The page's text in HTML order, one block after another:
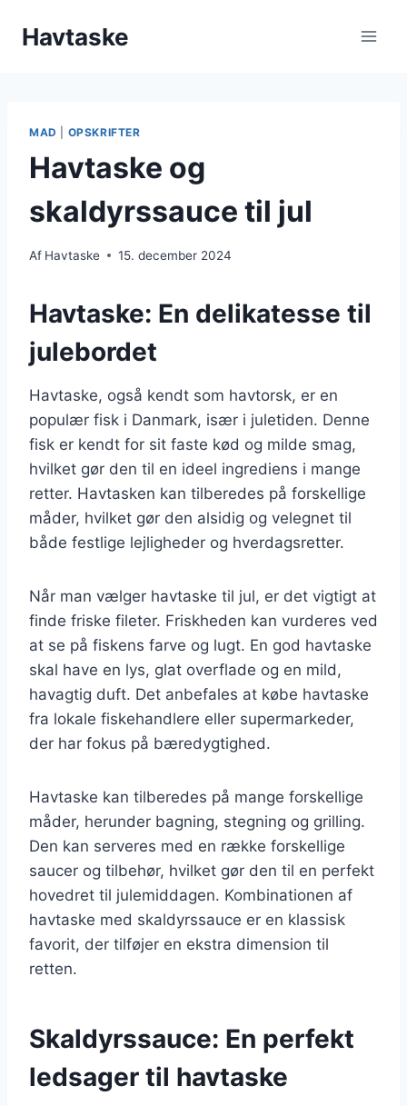
Havtaske
MAD OPSKRIFTER
Havtaske og
skaldyrssauce til jul
Af Havtaske 15. december 2024
Havtaske: En delikatesse til
julebordet
Havtaske, også kendt som havtorsk, er en
populær fisk i Danmark, især i juletiden. Denne
fisk er kendt for sit faste kød og milde smag,
hvilket gør den til en ideel ingrediens i mange
retter. Havtasken kan tilberedes på forskellige
måder, hvilket gør den alsidig og velegnet til
både festlige lejligheder og hverdagsretter.
Når man vælger havtaske til jul, er det vigtigt at
finde friske fileter. Friskheden kan vurderes ved
at se på fiskens farve og lugt. En god havtaske
skal have en lys, glat overflade og en mild,
havagtig duft. Det anbefales at købe havtaske
fra lokale fiskehandlere eller supermarkeder,
der har fokus på bæredygtighed.
Havtaske kan tilberedes på mange forskellige
måder, herunder bagning, stegning og grilling.
Den kan serveres med en række forskellige
saucer og tilbehør, hvilket gør den til en perfekt
hovedret til julemiddagen. Kombinationen af
havtaske med skaldyrssauce er en klassisk
favorit, der tilføjer en ekstra dimension til
retten.
Skaldyrssauce: En perfekt
ledsager til havtaske